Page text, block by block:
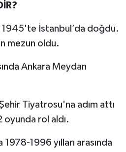
1945'te İstanbul’da doğdu.
mezun oldu.
Ankara Meydan
Tiyatrosu'na adım attı
oyunda rol aldı.
1996 yılları arasında